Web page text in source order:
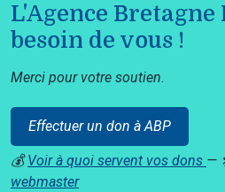
L'Agence Bretagne
besoin de vous !
Merci pour votre soutien.
Effectuer un don à ABP
💰Voir à quoi servent vos dons —
webmaster